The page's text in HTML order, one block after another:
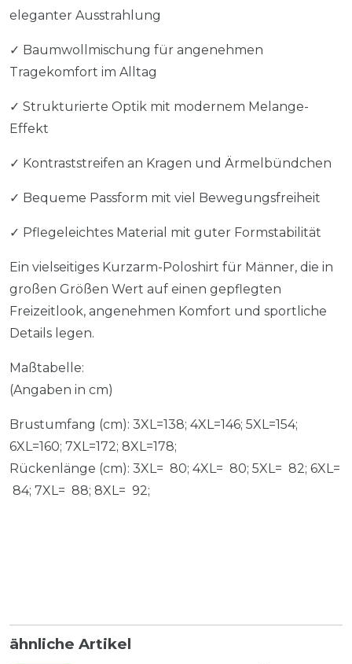
eleganter Ausstrahlung
✓ Baumwollmischung für angenehmen
Tragekomfort im Alltag
✓ Strukturierte Optik mit modernem Melange-
Effekt
✓ Kontraststreifen an Kragen und Ärmelbündchen
✓ Bequeme Passform mit viel Bewegungsfreiheit
✓ Pflegeleichtes Material mit guter Formstabilität
Ein vielseitiges Kurzarm-Poloshirt für Männer, die in
großen Größen Wert auf einen gepflegten
Freizeitlook, angenehmen Komfort und sportliche
Details legen.
Maßtabelle:
(Angaben in cm)
Brustumfang (cm): 3XL=138; 4XL=146; 5XL=154;
6XL=160; 7XL=172; 8XL=178;
Rückenlänge (cm): 3XL= 80; 4XL= 80; 5XL= 82; 6XL=
84; 7XL= 88; 8XL= 92;
ähnliche Artikel